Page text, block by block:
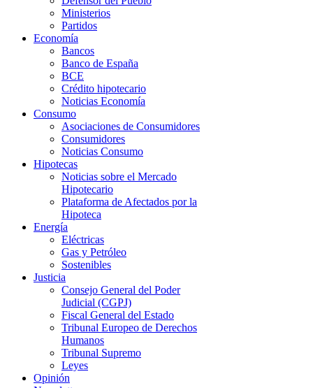
Ministerios
Partidos
Economía
Bancos
Banco de España
BCE
Crédito hipotecario
Noticias Economía
Consumo
Asociaciones de Consumidores
Consumidores
Noticias Consumo
Hipotecas
Noticias sobre el Mercado
Hipotecario
Plataforma de Afectados por la
Hipoteca
Energía
Eléctricas
Gas y Petróleo
Sostenibles
Justicia
Consejo General del Poder
Judicial (CGPJ)
Fiscal General del Estado
Tribunal Europeo de Derechos
Humanos
Tribunal Supremo
Leyes
Opinión